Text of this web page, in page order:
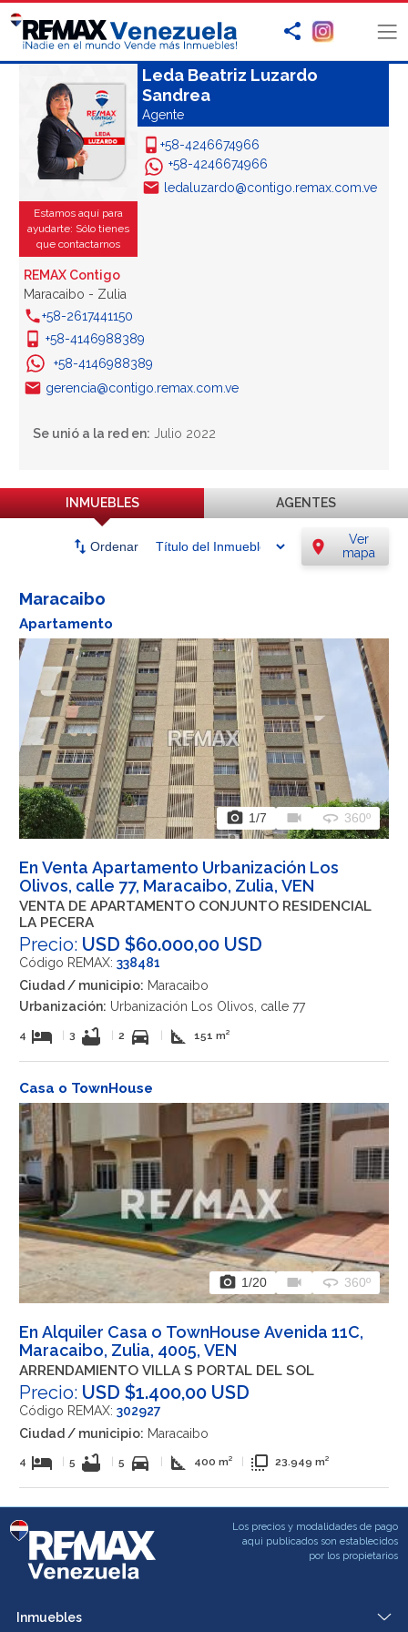
Estamos aquí para
ayudarte: Sólo tienes
que contactarnos
Leda Beatriz Luzardo
Sandrea
Agente
+58-4246674966
+58-4246674966
ledaluzardo@contigo.remax.com.ve
REMAX Contigo
Maracaibo - Zulia
+58-2617441150
+58-4146988389
+58-4146988389
gerencia@contigo.remax.com.ve
Se unió a la red en: Julio 2022
INMUEBLES AGENTES
swap_vert Ordenar location_on
Ver
mapa
Maracaibo
Apartamento
photo_camera 1/7 videocam 360 360º
En Venta Apartamento Urbanización Los
Olivos, calle 77, Maracaibo, Zulia, VEN
VENTA DE APARTAMENTO CONJUNTO RESIDENCIAL
LA PECERA
Precio: USD $60.000,00 USD
Código REMAX: 338481
Ciudad / municipio: Maracaibo
Urbanización: Urbanización Los Olivos, calle 77
4 hotel 3 bathtub 2 directions_car square_foot 151 m²
Casa o TownHouse
photo_camera 1/20 videocam 360 360º
En Alquiler Casa o TownHouse Avenida 11C,
Maracaibo, Zulia, 4005, VEN
ARRENDAMIENTO VILLA S PORTAL DEL SOL
Precio: USD $1.400,00 USD
Código REMAX: 302927
Ciudad / municipio: Maracaibo
4 hotel 5 bathtub 5 directions_car square_foot 400 m² flip_to_front 23.949 m²
Los precios y modalidades de pago
aqui publicados son establecidos
por los propietarios
Inmuebles